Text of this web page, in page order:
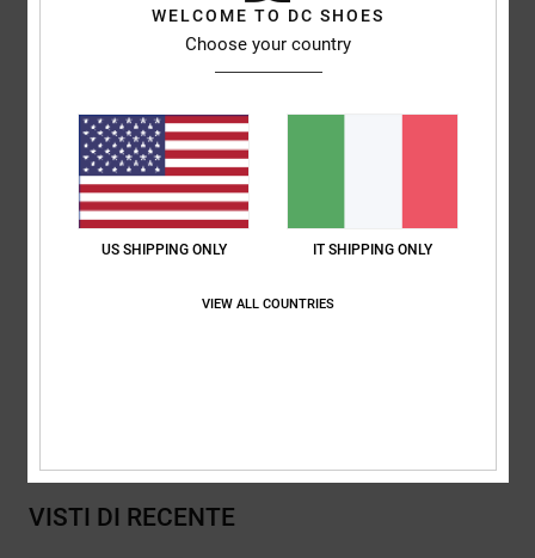
tessuto felpato 80% cotone, 20% poliestere, [350
Vestibilità:vestibilità standard
Modello pullover a girocollo
Polsini e orlo a costine
Applicazione sul petto
Fettuccia interna a spina di pesce
[Tessuto principale] 75% cotone, 25% cotone
VISTI DI RECENTE
WELCOME TO DC SHOES
Choose your country
US SHIPPING ONLY IT SHIPPING ONLY
VIEW ALL COUNTRIES